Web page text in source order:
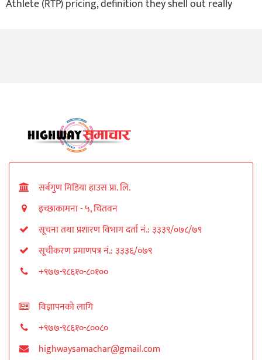
Athlete (RTP) pricing, definition they shell out really
सर्बगुण मिडिया हाउस प्रा. लि.
इच्छाकामना - ५, चितवन
सूचना तथा प्रशारण विभाग दर्ता नं.: ३३३९/०७८/७९
सूचीकरण प्रमाणपत्र नं.: ३३३६/०७९
+९७७-९८६१०-८०१००
विज्ञापनको लागि
+९७७-९८६१०-८००८०
highwaysamachar@gmail.com